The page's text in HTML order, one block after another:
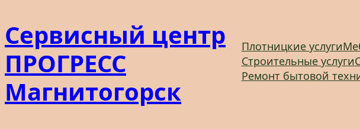
к
содержимому
Сервисный центр
ПРОГРЕСС
Магнитогорск
Плотницкие услуги
Строительные услуги
Ремонт бытовой